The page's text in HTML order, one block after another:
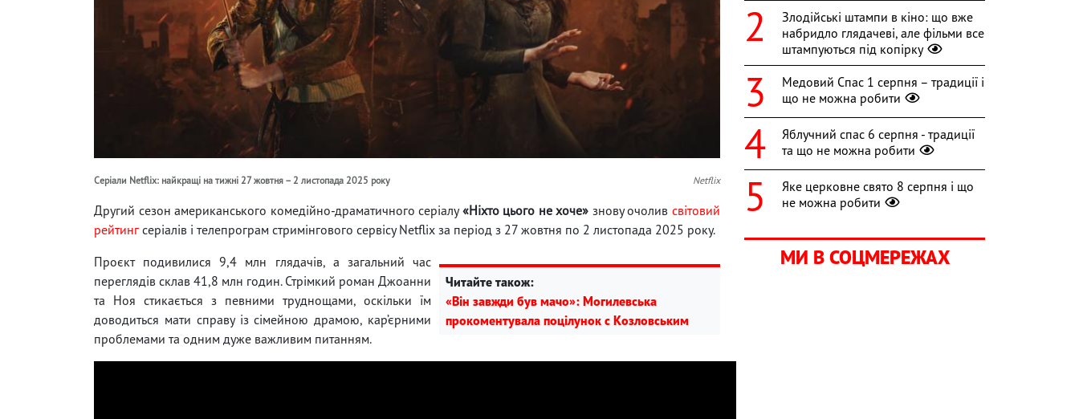
Серіали Netflix: найкращі на тижні 27 жовтня – 2 листопада 2025 року Netflix
Другий сезон американського комедійно-драматичного серіалу«Ніхто цього не хоче» знову очоливсвітовий
рейтинг серіалів і телепрограм стримінгового сервісу Netflix за період з 27 жовтня по 2 листопада 2025 року.
Читайте також:
«Він завжди був мачо»: Могилевська
прокоментувала поцілунок с Козловським
Проєкт подивилися 9,4 млн глядачів, а загальний час
переглядів склав 41,8 млн годин. Стрімкий роман Джоанни
та Ноя стикається з певними труднощами, оскільки їм
доводиться мати справу із сімейною драмою, кар’єрними
проблемами та одним дуже важливим питанням.
Злодійські штампи в кіно: що вже
набридло глядачеві, але фільми все
штампуються під копірку
Медовий Спас 1 серпня – традиції і
що не можна робити
Яблучний спас 6 серпня - традиції
та що не можна робити
Яке церковне свято 8 серпня і що
не можна робити
МИ В СОЦМЕРЕЖАХ